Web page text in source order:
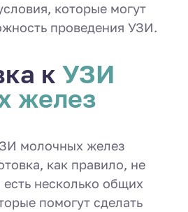
которые могут
проведения УЗИ.
к УЗИ
желез
молочных желез
как правило, не
несколько общих
помогут сделать